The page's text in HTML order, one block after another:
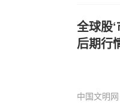
全球股
后期行
中国文明网